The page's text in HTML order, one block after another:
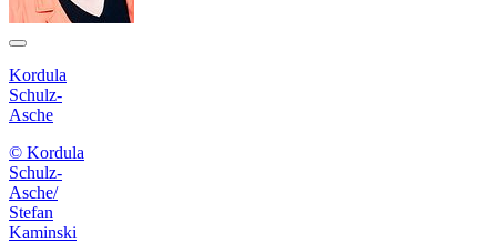
Kordula
Schulz-
Asche
© Kordula
Schulz-
Asche/
Stefan
Kaminski